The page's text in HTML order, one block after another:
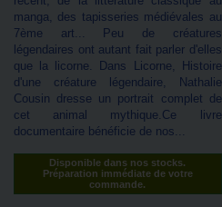
manga, des tapisseries médiévales au
7ème art... Peu de créatures
légendaires ont autant fait parler d'elles
que la licorne. Dans Licorne, Histoire
d'une créature légendaire, Nathalie
Cousin dresse un portrait complet de
cet animal mythique.Ce livre
documentaire bénéficie de nos...
Disponible dans nos stocks.
Préparation immédiate de votre
commande.